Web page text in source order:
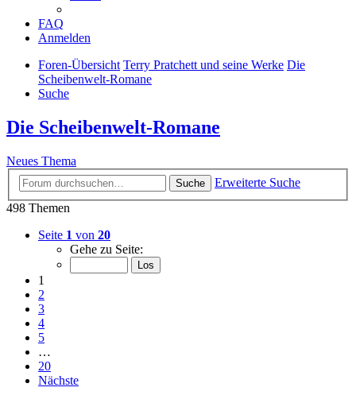
FAQ
Anmelden
Foren-Übersicht Terry Pratchett und seine Werke Die
Scheibenwelt-Romane
Suche
Die Scheibenwelt-Romane
Neues Thema
Suche
Erweiterte Suche
498 Themen
Seite 1 von 20
Gehe zu Seite:
1
2
3
4
5
…
20
Nächste